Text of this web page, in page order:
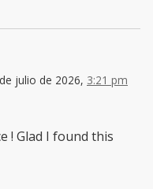
julio de 2026, 3:21 pm
! Glad I found this